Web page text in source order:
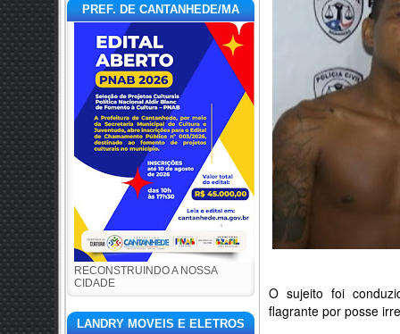
PREF. DE CANTANHEDE/MA
RECONSTRUINDO A NOSSA
CIDADE
LANDRY MOVEIS E ELETROS
O sujeito foi
flagrante por posse